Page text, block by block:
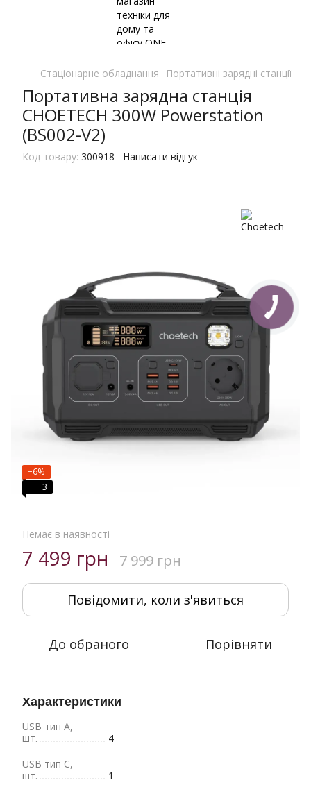
Стаціонарне обладнання Портативні зарядні станції
Портативна зарядна станція
CHOETECH 300W Powerstation
(BS002-V2)
Код товару: 300918 Написати відгук
−6%
3
Немає в наявності
7 499 грн 7 999 грн
Повідомити, коли з'явиться
До обраного Порівняти
Характеристики
USB тип A,
шт.
4
USB тип C,
шт.
1